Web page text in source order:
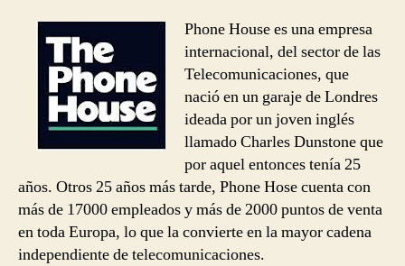
Phone House es una empresa
internacional, del sector de las
Telecomunicaciones, que
nació en un garaje de Londres
ideada por un joven inglés
llamado Charles Dunstone que
por aquel entonces tenía 25
años. Otros 25 años más tarde, Phone Hose cuenta con
más de 17000 empleados y más de 2000 puntos de venta
en toda Europa, lo que la convierte en la mayor cadena
independiente de telecomunicaciones.